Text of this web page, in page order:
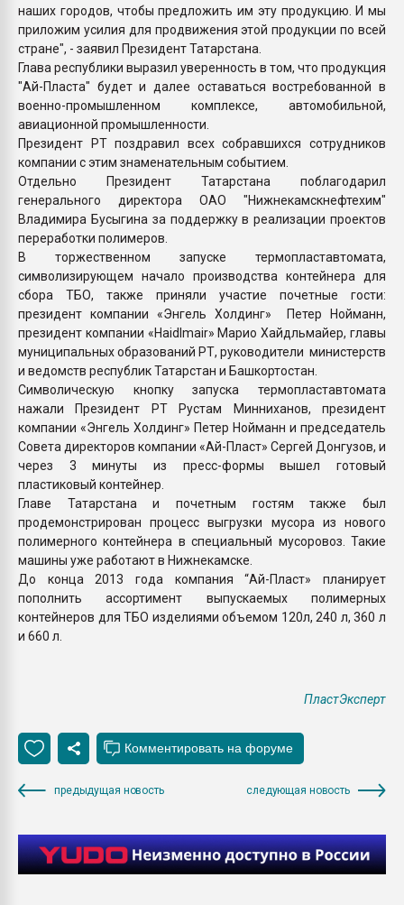
наших городов, чтобы предложить им эту продукцию. И мы
приложим усилия для продвижения этой продукции по всей
стране", - заявил Президент Татарстана.
Глава республики выразил уверенность в том, что продукция
"Ай-Пласта" будет и далее оставаться востребованной в
военно-промышленном комплексе, автомобильной,
авиационной промышленности.
Президент РТ поздравил всех собравшихся сотрудников
компании с этим знаменательным событием.
Отдельно Президент Татарстана поблагодарил
генерального директора ОАО "Нижнекамскнефтехим"
Владимира Бусыгина за поддержку в реализации проектов
переработки полимеров.
В торжественном запуске термопластавтомата,
символизирующем начало производства контейнера для
сбора ТБО, также приняли участие почетные гости:
президент компании «Энгель Холдинг» Петер Нойманн,
президент компании «Haidlmair» Марио Хайдльмайер, главы
муниципальных образований РТ, руководители министерств
и ведомств республик Татарстан и Башкортостан.
Символическую кнопку запуска термопластавтомата
нажали Президент РТ Рустам Минниханов, президент
компании «Энгель Холдинг» Петер Нойманн и председатель
Совета директоров компании «Ай-Пласт» Сергей Донгузов, и
через 3 минуты из пресс-формы вышел готовый
пластиковый контейнер.
Главе Татарстана и почетным гостям также был
продемонстрирован процесс выгрузки мусора из нового
полимерного контейнера в специальный мусоровоз. Такие
машины уже работают в Нижнекамске.
До конца 2013 года компания “Ай-Пласт» планирует
пополнить ассортимент выпускаемых полимерных
контейнеров для ТБО изделиями объемом 120л, 240 л, 360 л
и 660 л.
ПластЭксперт
предыдущая новость следующая новость